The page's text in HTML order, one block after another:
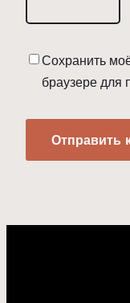
Сохранить
браузере для